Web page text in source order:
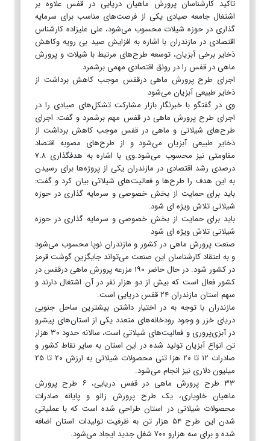
تاکید کارشناسان پرورش ماهیان دریایی در قفس علاوه بر
اشتغال جامعه صیادی یکی از فرصت‌های مناسب برای سرمایه
گذاری در حوزه شیلات محسوب می‌شود، علی علیزاده کارشناس
اقتصادی در مازندران با اشاره به افزایش صید بی رویه وکاهش
ذخایر برخی آبزیان، توسعه طرح‌های مرتبط با شیلات و پرورش
ماهی در قفس را در رونق اقتصادی مهمی برشمرد.
اجرای طرح پرورش ماهی درقفس موجب کاهش برداشت از
ذخایر طبیعی آبزیان می‌شود
وی در گفتگو با خبرنگار بازار مشارکت تشکل‌های صیادی را در
اجرای طرح پرورش ماهی در قفس مهم برشمرد و گفت: اجرای
طرح‌های شیلاتی و ماهی در قفس موجب کاهش برداشت از
ذخایر طبیعی آبزیان می‌شود و از طرح‌های مصوبه اقتصاد
مقاومتی نیز محسوب می‌شود.وی با اشاره به هدفگذاری ۷.۸
درصدی رشد اقتصادی در مازندران یکی از پروژه‌ها برای رسیدن
به این هدف را طرح‌ها و فعالیت‌های شیلاتی بیان کرد و گفت:
باید برای حمایت از بخش خصوصی و سرمایه گذاری در حوزه
شیلاتی تلاش ویژه ای شود.
باید برای حمایت از بخش خصوصی و سرمایه گذاری در حوزه
شیلاتی تلاش ویژه ای شود
صنعت پرورش ماهی در کشور و مازندران نوپا محسوب می‌شود
و به اعتقاد کارشناسان این صنعت می‌تواند جایگزین گوشت قرمز
در کشور شود. در حال حاضر ۱۹۰ مزرعه پرورش ماهی درقفس در
کشور فعال است که بیش از دو هزار نفر در آن اشتغال دارند و
سهم استان مازندران ۲۴ قفس دریایی است.
مازندران با توجه به در اختیار داشتن بیشترین ساحل جنوبی
دریای خزر و وجود رودخانه‌های متعدد یکی از استان‌های پیشرو
در آبزی‌پروری و فعالیت‌های شیلاتی است، سالانه حدود ۳۰ هزار
تن انواع آبزیان تولید شده در این استان به سایر نقاط کشور و
صادرات ۱۲ تا ۲۰ هزا تنی محصولات شیلاتی به ارزش ۲۰ تا ۲۵
میلیون دلاری نیز انجام می‌شود.
۳۳ طرح پرورش ماهی در قفس دریایی، ۶ طرح پرورش
ماهیان خاویاری، یک طرح پرورش زالو و پایانه صادرات
محصولات شیلاتی در استان طراحی شده است که با عملیاتی
شدن این طرح ۵۴ هزار تن به ظرفیت تولیدات استان اضافه
شده و برای سه هزارو ۷۰۰ شغل جدید ایجاد می‌شود.